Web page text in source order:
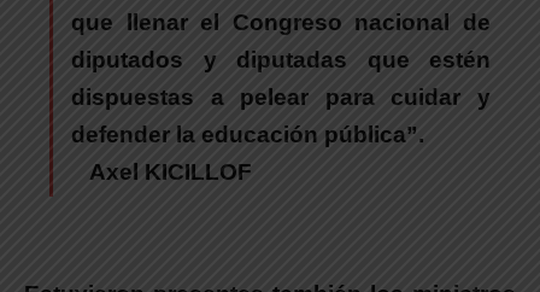
que llenar el Congreso nacional de
diputados y diputadas que estén
dispuestas a pelear para cuidar y
defender la educación pública”.
Axel KICILLOF